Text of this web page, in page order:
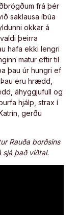
frá þér
saklausa íbúa
okkar á
þeirra
hafa ekki lengri
matur eftir til
þau úr hungri ef
eru hrædd,
áhyggjufull og
hjálp, strax í
gerðu
Rauða borðsins
sjá það viðtal.